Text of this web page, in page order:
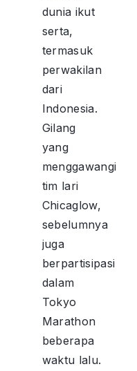
dunia ikut
serta,
termasuk
perwakilan
dari
Indonesia.
Gilang
yang
menggawangi
tim lari
Chicaglow,
sebelumnya
juga
berpartisipasi
dalam
Tokyo
Marathon
beberapa
waktu lalu.